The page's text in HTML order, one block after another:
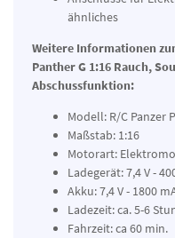
ähnliches
Weitere Informationen
Panther G 1:16 Rauch,
Abschussfunktion:
Modell: R/C Panzer
Maßstab: 1:16
Motorart:
Ladegerät: 7,4 V -
Akku: 7,4 V - 1800
Ladezeit: ca. 5-6
Fahrzeit: ca 60 min.